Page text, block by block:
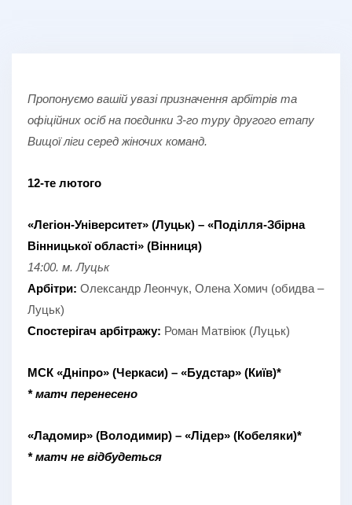
Пропонуємо вашій увазі призначення арбітрів та
офіційних осіб на поєдинки 3-го туру другого етапу
Вищої ліги серед жіночих команд.
12-те лютого
«Легіон-Університет» (Луцьк) – «Поділля-Збірна
Вінницької області» (Вінниця)
14:00. м. Луцьк
Арбітри: Олександр Леончук, Олена Хомич (обидва –
Луцьк)
Спостерігач арбітражу: Роман Матвіюк (Луцьк)
МСК «Дніпро» (Черкаси) – «Будстар» (Київ)*
* матч перенесено
«Ладомир» (Володимир) – «Лідер» (Кобеляки)*
* матч не відбудеться